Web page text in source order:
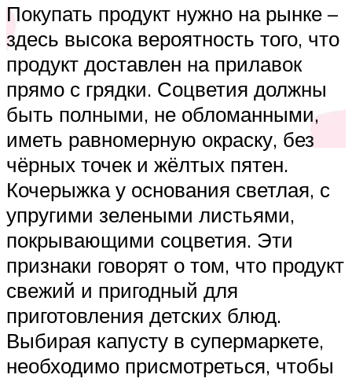
Покупать продукт нужно на рынке –
здесь высока вероятность того, что
продукт доставлен на прилавок
прямо с грядки. Соцветия должны
быть полными, не обломанными,
иметь равномерную окраску, без
чёрных точек и жёлтых пятен.
Кочерыжка у основания светлая, с
упругими зелеными листьями,
покрывающими соцветия. Эти
признаки говорят о том, что продукт
свежий и пригодный для
приготовления детских блюд.
Выбирая капусту в супермаркете,
необходимо присмотреться, чтобы